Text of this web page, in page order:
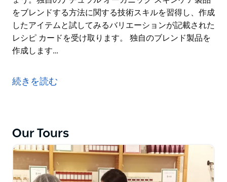
をブレンドする方法に関する技術スキルを習得し、作成
したアイテムと試してみるバリエーションが記載された
レシピ カードを受け取ります。 独自のブレンド製品を
作成します…
たことはありませんか。さて、それができるようになり
ました。 Sasy n Savy は、あなたのスキンケアのタイ
ォーム、材料、知識、スキルを提供します。 Sasy n
Savy はあなた、あなたの肌、環境を大切にします。
植物内のエッセンシャルオイルの起源と目的、エッセン
シャルオイルとキャリアオイルの使用方法を学び、オイ
続きを読む
Our Tours